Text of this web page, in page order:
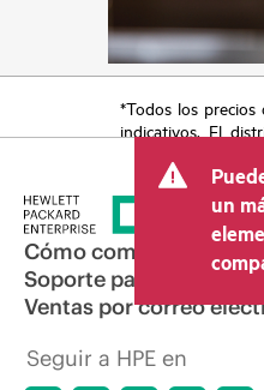
*Todos los precios
indicativos. El
otros conceptos,
la venta, el IVA y el
transacción que
puede variar
distribuidores y
mostrado. El
incluir ofertas
hacer ajustes de
momento por
un
Cómo comprar
Soporte para
Ventas por correo
Seguir a HPE en